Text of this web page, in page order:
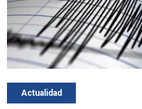
Actualidad